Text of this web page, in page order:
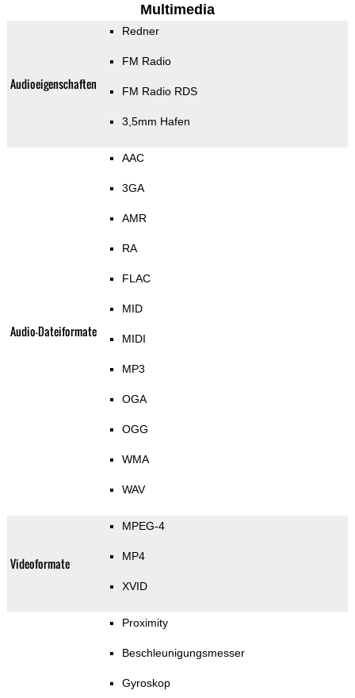
Multimedia
Audioeigenschaften
Redner
FM Radio
FM Radio RDS
3,5mm Hafen
Audio-Dateiformate
AAC
3GA
AMR
RA
FLAC
MID
MIDI
MP3
OGA
OGG
WMA
WAV
Videoformate
MPEG-4
MP4
XVID
Proximity
Beschleunigungsmesser
Gyroskop